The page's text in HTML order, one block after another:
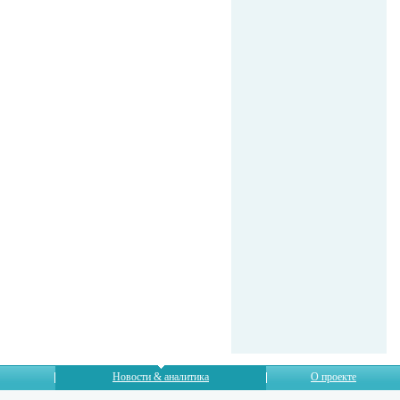
Новости & аналитика О проекте